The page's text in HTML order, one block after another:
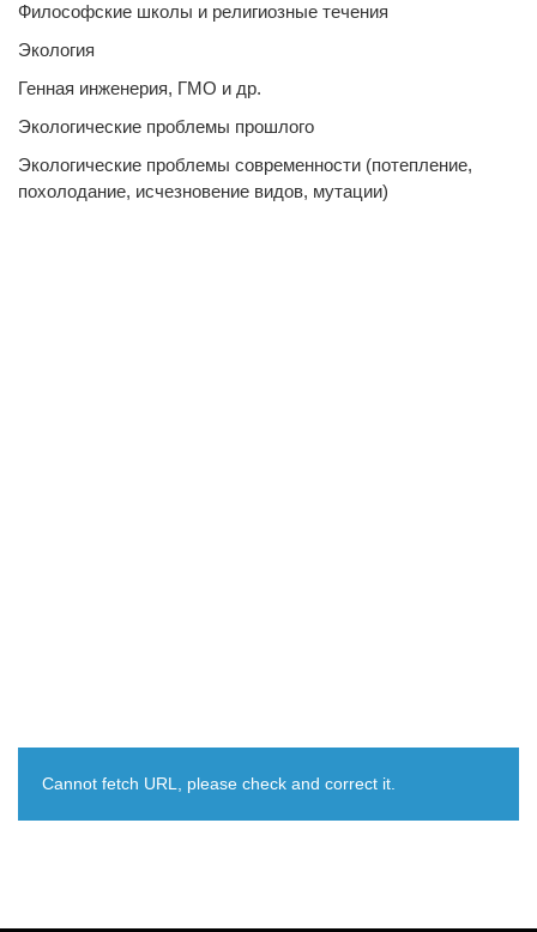
Философские школы и религиозные течения
Экология
Генная инженерия, ГМО и др.
Экологические проблемы прошлого
Экологические проблемы современности (потепление,
похолодание, исчезновение видов, мутации)
Cannot fetch URL, please check and correct it.